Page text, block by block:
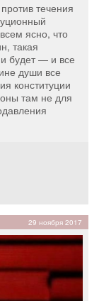
течения
ясно, что
такая
будет — и все
души все
конституции
там не для
29 ноября 2017